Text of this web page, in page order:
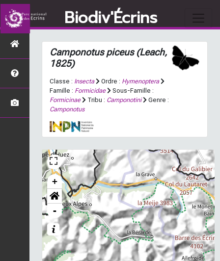
Biodiv'Écrins
Camponotus piceus(Leach,
1825)
Classe : Insecta Ordre : Hymenoptera
Famille : Formicidae
Sous-Famille :
Formicinae
Tribu : Camponotini
Genre :
Camponotus
+
-